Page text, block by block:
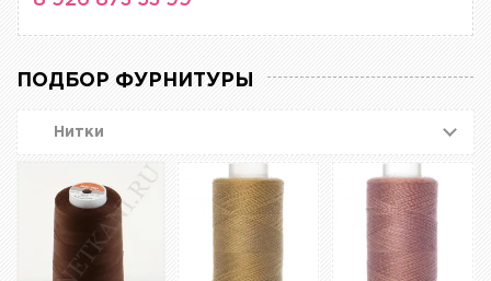
ПОДБОР ФУРНИТУРЫ
Нитки